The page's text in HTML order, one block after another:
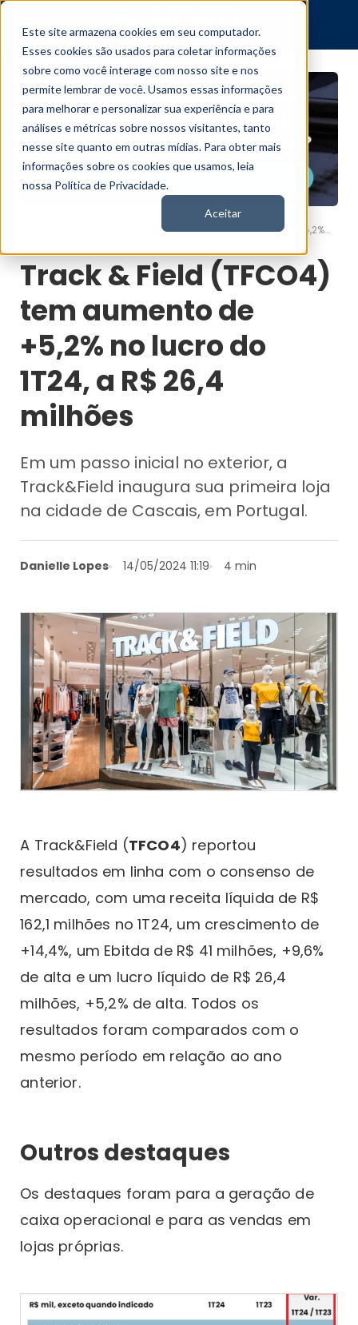
Este site armazena cookies em seu computador.
Esses cookies são usados para coletar informações
sobre como você interage com nosso site e nos
permite lembrar de você. Usamos essas informações
para melhorar e personalizar sua experiência e para
análises e métricas sobre nossos visitantes, tanto
nesse site quanto em outras mídias. Para obter mais
informações sobre os cookies que usamos, leia
nossa Política de Privacidade.
Aceitar
Track & Field (TFCO4) tem aumento de +5,2% no lucro do 1T24, a R$ 26,4 milhões
Track & Field (TFCO4)
tem aumento de
+5,2% no lucro do
1T24, a R$ 26,4
milhões
Em um passo inicial no exterior, a
Track&Field inaugura sua primeira loja
na cidade de Cascais, em Portugal.
Danielle Lopes 14/05/2024 11:19 4 min
A Track&Field (TFCO4) reportou
resultados em linha com o consenso de
mercado, com uma receita líquida de R$
162,1 milhões no 1T24, um crescimento de
+14,4%, um Ebitda de R$ 41 milhões, +9,6%
de alta e um lucro líquido de R$ 26,4
milhões, +5,2% de alta. Todos os
resultados foram comparados com o
mesmo período em relação ao ano
anterior.
Outros destaques
Os destaques foram para a geração de
caixa operacional e para as vendas em
lojas próprias.